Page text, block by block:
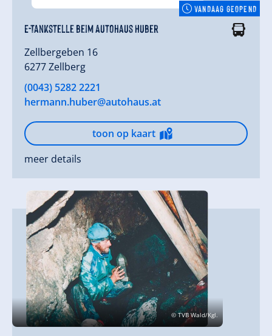
VANDAAG GEOPEND
E-Tankstelle beim Autohaus Huber
Zellbergeben 16
6277 Zellberg
(0043) 5282 2221
hermann.huber@autohaus.at
toon op kaart
meer details
© TVB Wald/Kgl.